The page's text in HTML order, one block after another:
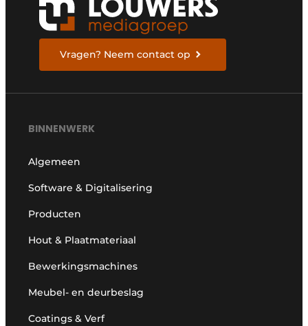
Vragen? Neem contact op
BINNENWERK
Algemeen
Software & Digitalisering
Producten
Hout & Plaatmateriaal
Bewerkingsmachines
Meubel- en deurbeslag
Coatings & Verf